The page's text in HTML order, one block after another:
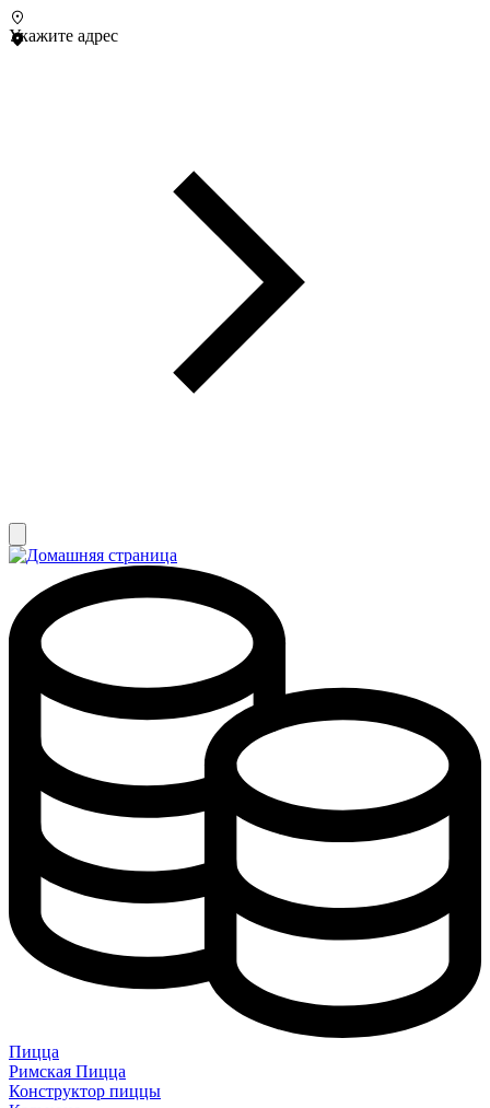
Укажите адрес
Пицца
Римская Пицца
Конструктор пиццы